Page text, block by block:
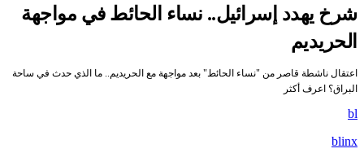
شرخ يهدد إسرائيل.. نساء الحائط في مواجهة
الحريديم
اعتقال ناشطة قاصر من "نساء الحائط" بعد مواجهة مع الحريديم.. ما الذي حدث في ساحة
البراق؟ اعرف أكثر
bl
blinx